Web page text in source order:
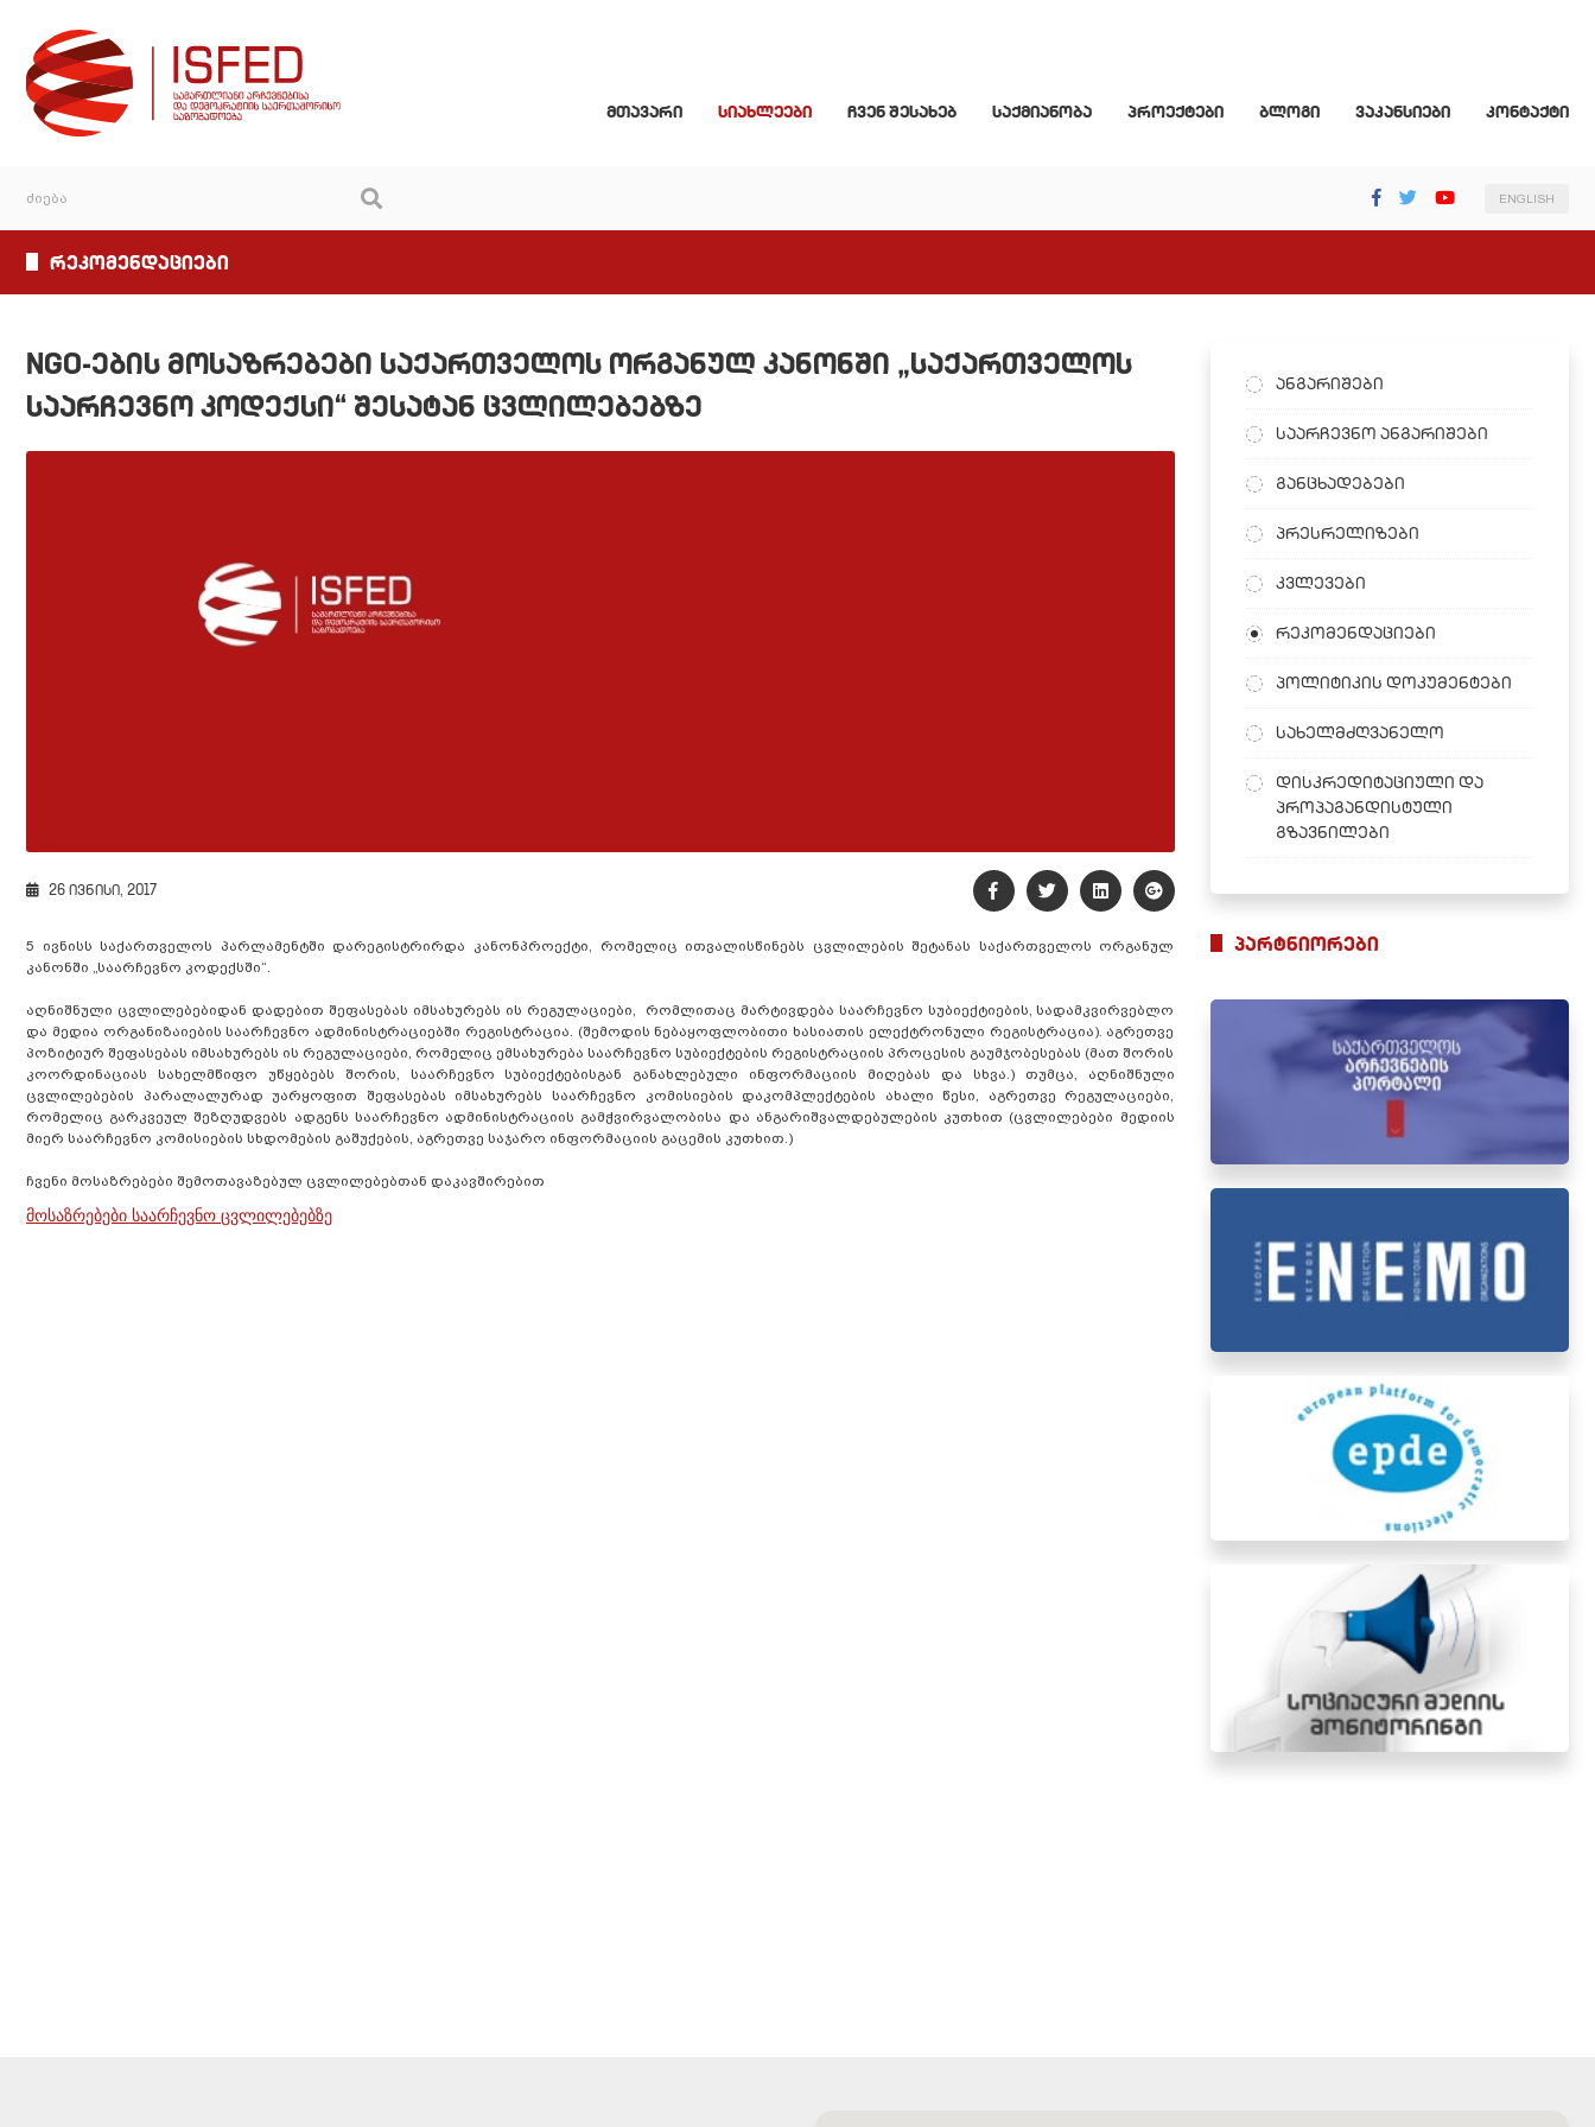
მთავარი სიახლეები ჩვენ შესახებ საქმიანობა პროექტები ბლოგი ვაკანსიები კონტაქტი
ENGLISH
რეკომენდაციები
NGO-ების მოსაზრებები საქართველოს ორგანულ კანონში „საქართველოს
საარჩევნო კოდექსი“ შესატან ცვლილებებზე
26 ივნისი, 2017
5 ივნისს საქართველოს პარლამენტში დარეგისტრირდა კანონპროექტი, რომელიც ითვალისწინებს ცვლილების შეტანას საქართველოს ორგანულ
კანონში „საარჩევნო კოდექსში“.
აღნიშნული ცვლილებებიდან დადებით შეფასებას იმსახურებს ის რეგულაციები, რომლითაც მარტივდება საარჩევნო სუბიექტიების, სადამკვირვებლო
და მედია ორგანიზაიების საარჩევნო ადმინისტრაციებში რეგისტრაცია. (შემოდის ნებაყოფლობითი ხასიათის ელექტრონული რეგისტრაცია). აგრეთვე
პოზიტიურ შეფასებას იმსახურებს ის რეგულაციები, რომელიც ემსახურება საარჩევნო სუბიექტების რეგისტრაციის პროცესის გაუმჯობესებას (მათ შორის
კოორდინაციას სახელმწიფო უწყებებს შორის, საარჩევნო სუბიექტებისგან განახლებული ინფორმაციის მიღებას და სხვა.) თუმცა, აღნიშნული
ცვლილებების პარალალურად უარყოფით შეფასებას იმსახურებს საარჩევნო კომისიების დაკომპლექტების ახალი წესი, აგრეთვე რეგულაციები,
რომელიც გარკვეულ შეზღუდვებს ადგენს საარჩევნო ადმინისტრაციის გამჭვირვალობისა და ანგარიშვალდებულების კუთხით (ცვლილებები მედიის
მიერ საარჩევნო კომისიების სხდომების გაშუქების, აგრეთვე საჯარო ინფორმაციის გაცემის კუთხით.)
ჩვენი მოსაზრებები შემოთავაზებულ ცვლილებებთან დაკავშირებით
მოსაზრებები საარჩევნო ცვლილებებზე
ანგარიშები
საარჩევნო ანგარიშები
განცხადებები
პრესრელიზები
კვლევები
რეკომენდაციები
პოლიტიკის დოკუმენტები
სახელმძღვანელო
დისკრედიტაციული და
პროპაგანდისტული
გზავნილები
პარტნიორები